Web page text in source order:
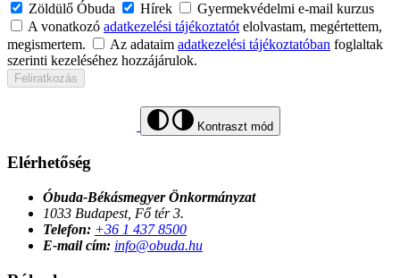
Zöldülő Óbuda Hírek
Gyermekvédelmi e-mail kurzus
A vonatkozó adatkezelési tájékoztatótelolvastam, megértettem,
megismertem.
Az adataim adatkezelési tájékoztatóban foglaltak
szerinti kezeléséhez hozzájárulok.
Feliratkozás
Kontraszt mód
Elérhetőség
Óbuda-Békásmegyer Önkormányzat
1033 Budapest, Fő tér 3.
Telefon: +36 1 437 8500
E-mail cím: info@obuda.hu